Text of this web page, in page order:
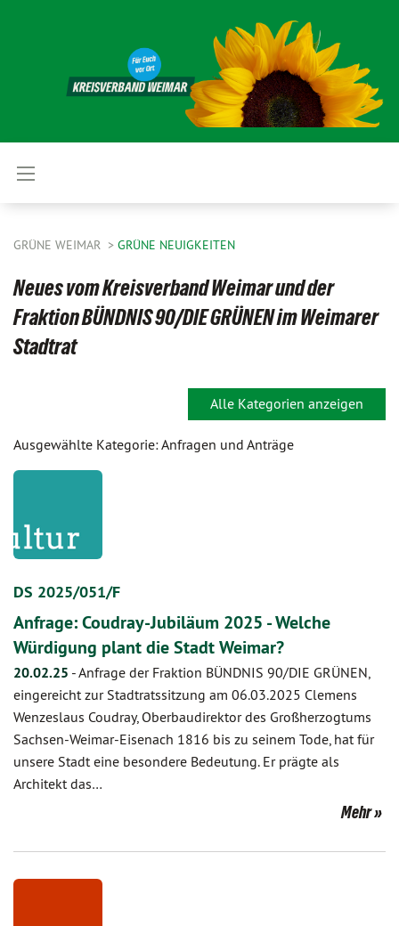
GRÜNE WEIMAR GRÜNE NEUIGKEITEN
Neues vom Kreisverband Weimar und der
Fraktion BÜNDNIS 90/DIE GRÜNEN im Weimarer
Stadtrat
Alle Kategorien anzeigen
Ausgewählte Kategorie: Anfragen und Anträge
DS 2025/051/F
Anfrage: Coudray-Jubiläum 2025 - Welche
Würdigung plant die Stadt Weimar?
20.02.25 -Anfrage der Fraktion BÜNDNIS 90/DIE GRÜNEN,
eingereicht zur Stadtratssitzung am 06.03.2025 Clemens
Wenzeslaus Coudray, Oberbaudirektor des Großherzogtums
Sachsen-Weimar-Eisenach 1816 bis zu seinem Tode, hat für
unsere Stadt eine besondere Bedeutung. Er prägte als
Architekt das…
Mehr